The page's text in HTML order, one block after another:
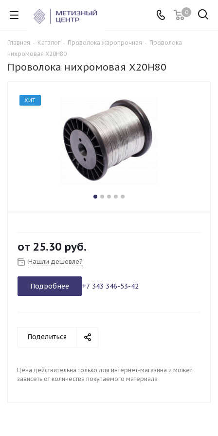
0
Главная - Каталог - Проволока жаропрочная - Проволока
нихромовая Х20Н80
Проволока нихромовая Х20Н80
ХИТ
от 25.30 руб.
Нашли дешевле?
Подробнее +7 343 346-53-42
Поделиться
Цена действительна только для интернет-магазина и может
зависеть от количества покупаемого материала